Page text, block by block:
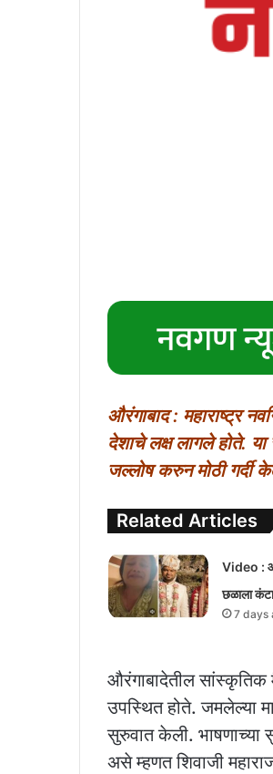
औरंगाबाद : महाराष्ट्र
देशाचे लक्ष लागले होते.
जल्लोष करुन मोठी गर्दी
Related Articles
Video :
छळाला
7 days
औरंगाबादेतील सांस्कृतिक
उपस्थित होते. जमलेल्या
सुरुवात केली. भाषणाच्या
असे म्हणत शिवाजी